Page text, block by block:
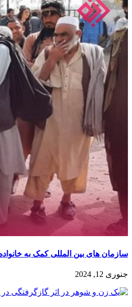
سازمان های بین المللی کمک به
جنوری 12, 2024